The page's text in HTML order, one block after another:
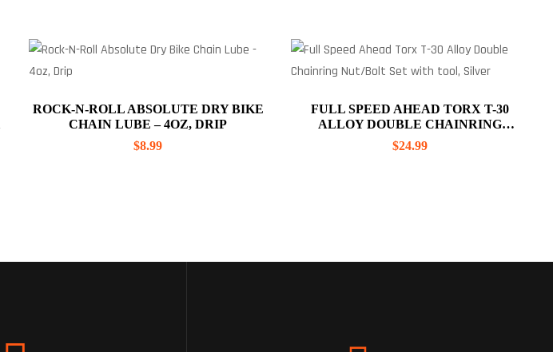
ROCK-N-ROLL ABSOLUTE DRY BIKE
CHAIN LUBE – 4OZ, DRIP
$8.99
FULL SPEED AHEAD TORX T-30
ALLOY DOUBLE CHAINRING
NUT/BOLT SET WITH TOOL, SILVER
$24.99